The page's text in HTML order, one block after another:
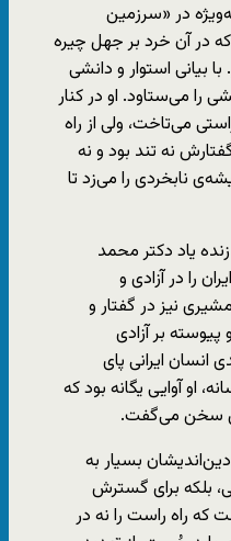
در «سرزمين
در آن خرد بر جهل چيره
بيانی استوار و دانشی
را می‌ستاود. او در كنار
می‌تاخت، ولی از راه
نه تند بود و نه
نابخردی را می‌زد تا
یاد دكتر محمد
را در آزادی و
نيز در گفتار و
پيوسته بر آزادی
انسان ايرانی پای
او آوايی يگانه بود كه
سخن می‌گفت.
بسيار به
بلكه برای گسترش
كه راه راست را نه در